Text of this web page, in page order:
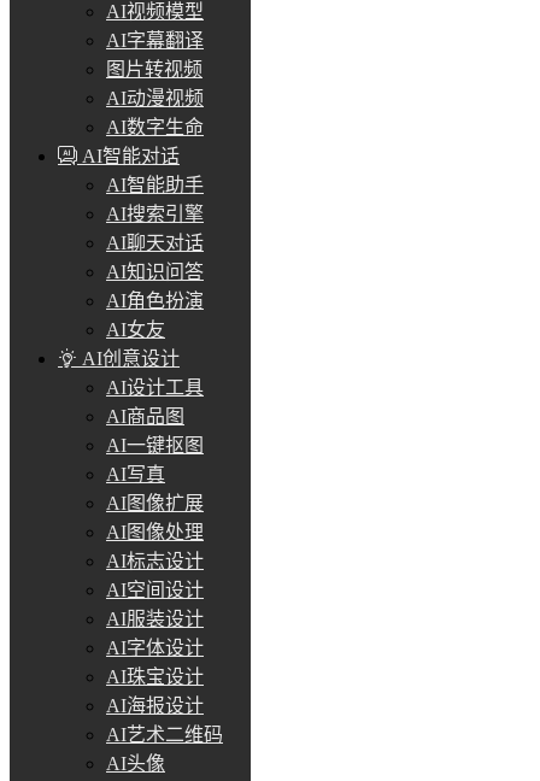
AI视频模型
AI字幕翻译
图片转视频
AI动漫视频
AI数字生命
AI智能对话
AI智能助手
AI搜索引擎
AI聊天对话
AI知识问答
AI角色扮演
AI女友
AI创意设计
AI设计工具
AI商品图
AI一键抠图
AI写真
AI图像扩展
AI图像处理
AI标志设计
AI空间设计
AI服装设计
AI字体设计
AI珠宝设计
AI海报设计
AI艺术二维码
AI头像